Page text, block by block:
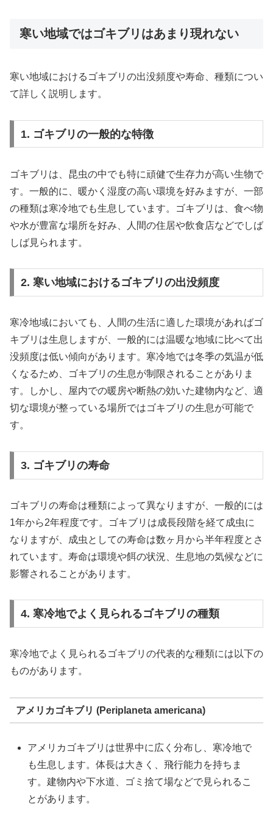
寒い地域ではゴキブリはあまり現れない
寒い地域におけるゴキブリの出没頻度や寿命、種類につい
て詳しく説明します。
1. ゴキブリの一般的な特徴
ゴキブリは、昆虫の中でも特に頑健で生存力が高い生物で
す。一般的に、暖かく湿度の高い環境を好みますが、一部
の種類は寒冷地でも生息しています。ゴキブリは、食べ物
や水が豊富な場所を好み、人間の住居や飲食店などでしば
しば見られます。
2. 寒い地域におけるゴキブリの出没頻度
寒冷地域においても、人間の生活に適した環境があればゴ
キブリは生息しますが、一般的には温暖な地域に比べて出
没頻度は低い傾向があります。寒冷地では冬季の気温が低
くなるため、ゴキブリの生息が制限されることがありま
す。しかし、屋内での暖房や断熱の効いた建物内など、適
切な環境が整っている場所ではゴキブリの生息が可能で
す。
3. ゴキブリの寿命
ゴキブリの寿命は種類によって異なりますが、一般的には
1年から2年程度です。ゴキブリは成長段階を経て成虫に
なりますが、成虫としての寿命は数ヶ月から半年程度とさ
れています。寿命は環境や餌の状況、生息地の気候などに
影響されることがあります。
4. 寒冷地でよく見られるゴキブリの種類
寒冷地でよく見られるゴキブリの代表的な種類には以下の
ものがあります。
アメリカゴキブリ (Periplaneta americana)
アメリカゴキブリは世界中に広く分布し、寒冷地で
も生息します。体長は大きく、飛行能力を持ちま
す。建物内や下水道、ゴミ捨て場などで見られるこ
とがあります。